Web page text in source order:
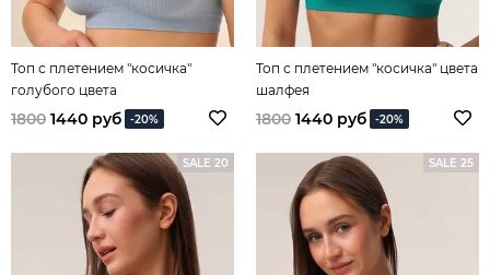
Топ с плетением "косичка"
голубого цвета
1800 1440 руб -20%
Топ с плетением "косичка" цвета
шалфея
1800 1440 руб -20%
SALE 20 SALE 25